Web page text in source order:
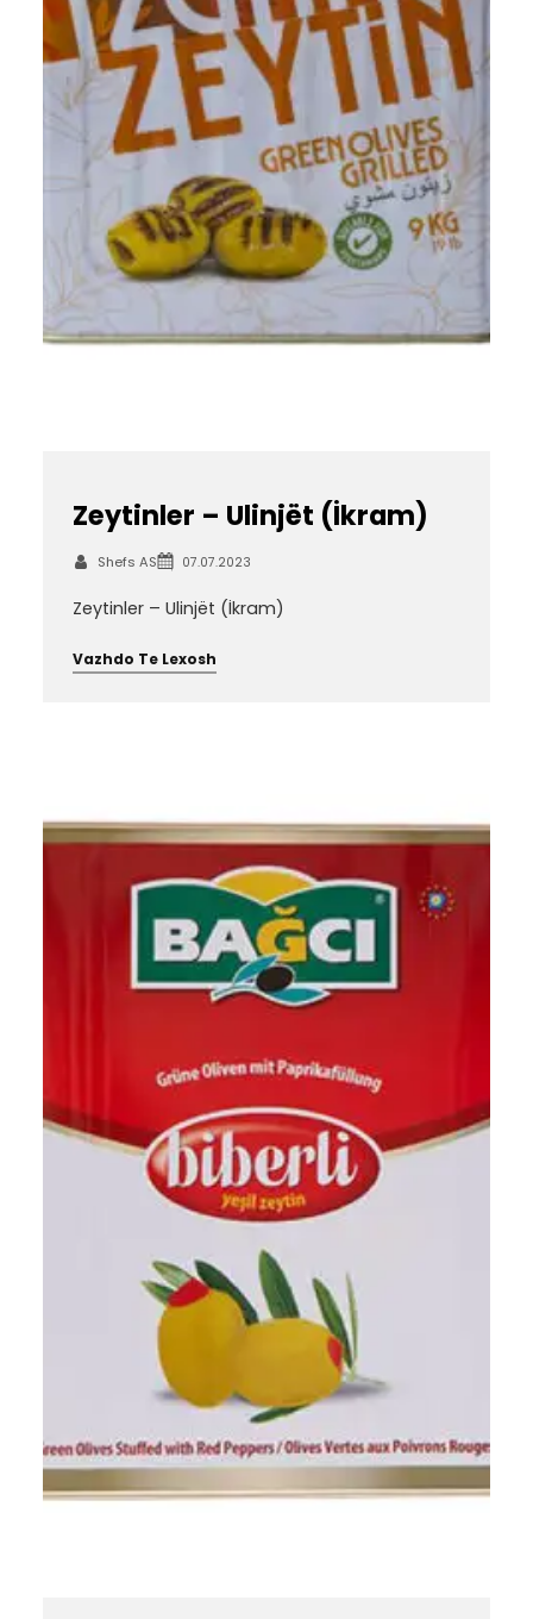
Zeytinler – Ulinjët (İkram)
Shefs AS 07.07.2023
Zeytinler – Ulinjët (İkram)
Vazhdo Te Lexosh